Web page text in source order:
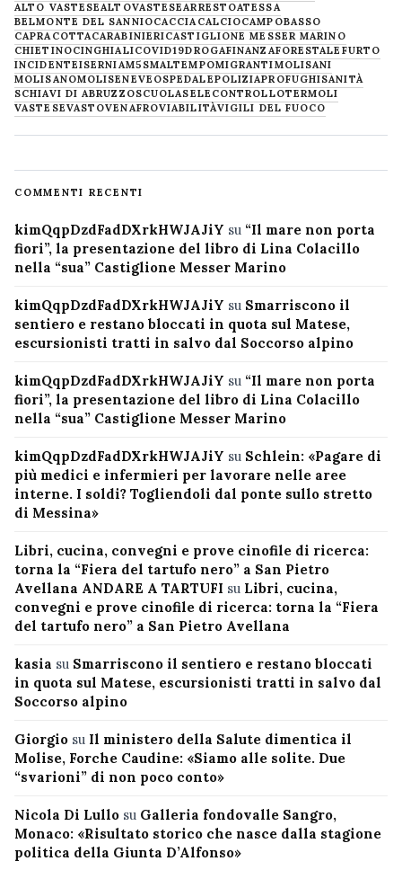
ALTO VASTESEALTOVASTESEARRESTOATESSA
BELMONTE DEL SANNIOCACCIACALCIOCAMPOBASSO
CAPRACOTTACARABINIERICASTIGLIONE MESSER MARINO
CHIETINOCINGHIALICOVID19DROGAFINANZAFORESTALE FURTO
INCIDENTEISERNIAM5SMALTEMPOMIGRANTIMOLISANI
MOLISANOMOLISENEVE OSPEDALEPOLIZIAPROFUGHISANITÀ
SCHIAVI DI ABRUZZOSCUOLASELECONTROLLOTERMOLI
VASTESEVASTOVENAFROVIABILITÀVIGILI DEL FUOCO
COMMENTI RECENTI
kimQqpDzdFadDXrkHWJAJiY su “Il mare non porta
fiori”, la presentazione del libro di Lina Colacillo
nella “sua” Castiglione Messer Marino
kimQqpDzdFadDXrkHWJAJiY su Smarriscono il
sentiero e restano bloccati in quota sul Matese,
escursionisti tratti in salvo dal Soccorso alpino
kimQqpDzdFadDXrkHWJAJiY su “Il mare non porta
fiori”, la presentazione del libro di Lina Colacillo
nella “sua” Castiglione Messer Marino
kimQqpDzdFadDXrkHWJAJiY su Schlein: «Pagare di
più medici e infermieri per lavorare nelle aree
interne. I soldi? Togliendoli dal ponte sullo stretto
di Messina»
Libri, cucina, convegni e prove cinofile di ricerca:
torna la “Fiera del tartufo nero” a San Pietro
Avellana ANDARE A TARTUFI su Libri, cucina,
convegni e prove cinofile di ricerca: torna la “Fiera
del tartufo nero” a San Pietro Avellana
kasia su Smarriscono il sentiero e restano bloccati
in quota sul Matese, escursionisti tratti in salvo dal
Soccorso alpino
Giorgio su Il ministero della Salute dimentica il
Molise, Forche Caudine: «Siamo alle solite. Due
“svarioni” di non poco conto»
Nicola Di Lullo su Galleria fondovalle Sangro,
Monaco: «Risultato storico che nasce dalla stagione
politica della Giunta D’Alfonso»